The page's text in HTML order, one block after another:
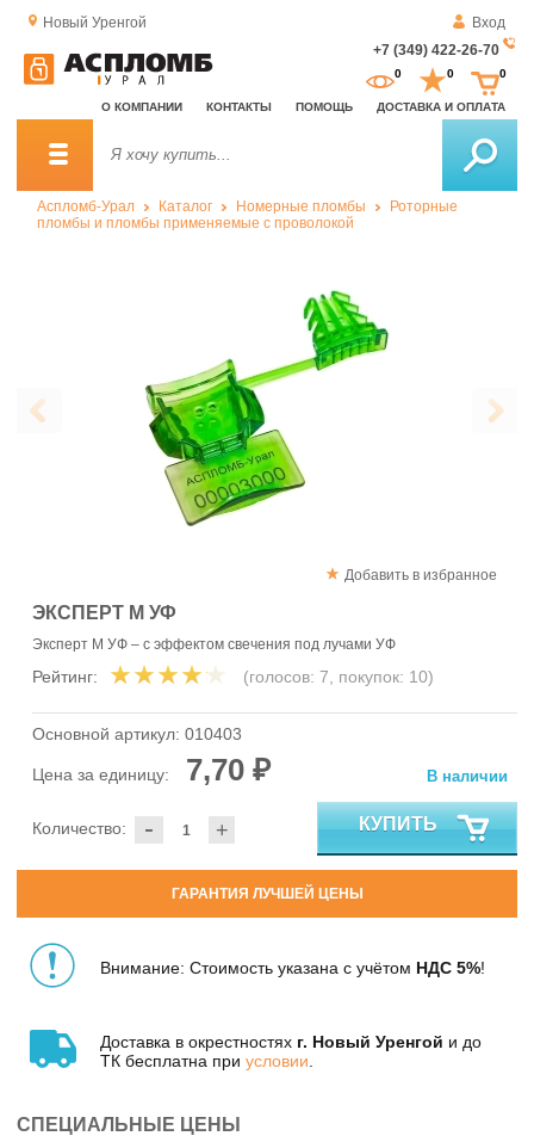
Новый Уренгой
Вход
+7 (349) 422-26-70
О КОМПАНИИ КОНТАКТЫ ПОМОЩЬ ДОСТАВКА И ОПЛАТА
0 0 0
Аспломб-Урал Каталог Номерные пломбы
Роторные
пломбы и пломбы применяемые с проволокой
Добавить в избранное
ЭКСПЕРТ М УФ
Эксперт М УФ – с эффектом свечения под лучами УФ
Рейтинг: (голосов: 7, покупок: 10)
Основной артикул: 010403
Цена за единицу: 7,70 ₽
- +
Количество:
В наличии
КУПИТЬ
ГАРАНТИЯ ЛУЧШЕЙ ЦЕНЫ
Внимание: Стоимость указана с учётом НДС 5%!
Доставка в окрестностях г. Новый Уренгой и до
ТК бесплатна при условии
СПЕЦИАЛЬНЫЕ ЦЕНЫ